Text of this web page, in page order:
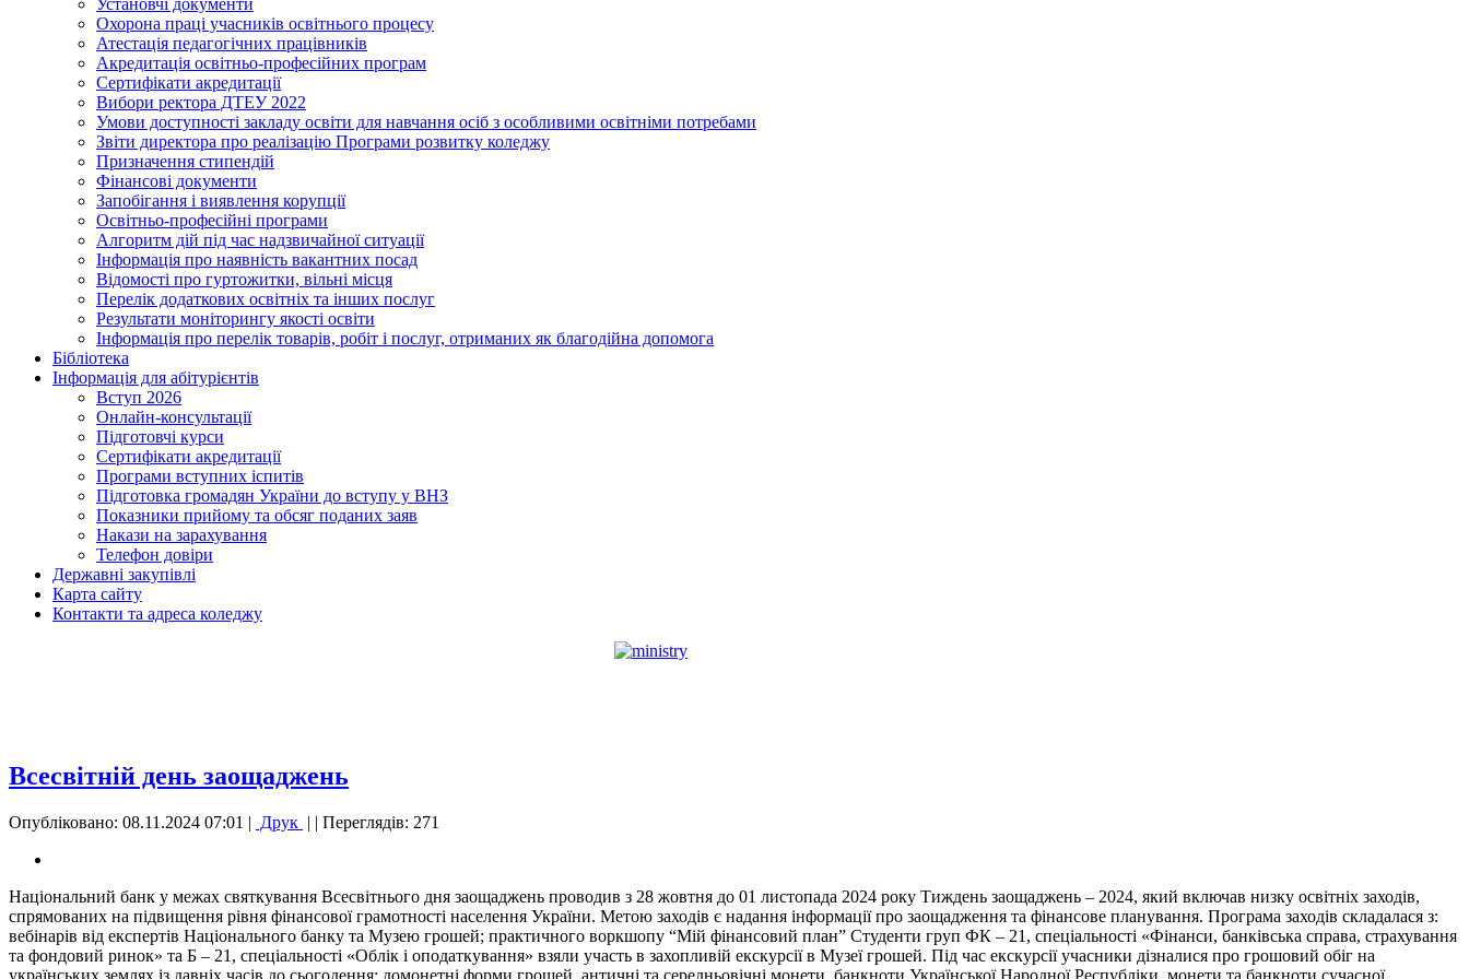
Установчі документи
Охорона праці учасників освітнього процесу
Атестація педагогічних працівників
Акредитація освітньо-професійних програм
Сертифікати акредитації
Вибори ректора ДТЕУ 2022
Умови доступності закладу освіти для навчання осіб з особливими освітніми потребами
Звіти директора про реалізацію Програми розвитку коледжу
Призначення стипендій
Фінансові документи
Запобігання і виявлення корупції
Освітньо-професійні програми
Алгоритм дій під час надзвичайної ситуації
Інформація про наявність вакантних посад
Відомості про гуртожитки, вільні місця
Перелік додаткових освітніх та інших послуг
Результати моніторингу якості освіти
Інформація про перелік товарів, робіт і послуг, отриманих як благодійна допомога
Бібліотека
Інформація для абітурієнтів
Вступ 2026
Онлайн-консультації
Підготовчі курси
Сертифікати акредитації
Програми вступних іспитів
Підготовка громадян України до вступу у ВНЗ
Показники прийому та обсяг поданих заяв
Накази на зарахування
Телефон довіри
Державні закупівлі
Карта сайту
Контакти та адреса коледжу
Всесвітній день заощаджень
Опубліковано: 08.11.2024 07:01 | Друк | | Переглядів: 271
Національний банк у межах святкування Всесвітнього дня заощаджень проводив з 28 жовтня до 01 листопада 2024 року Тиждень заощаджень – 2024, який включав низку освітніх заходів,
спрямованих на підвищення рівня фінансової грамотності населення України. Метою заходів є надання інформації про заощадження та фінансове планування. Програма заходів складалася з:
вебінарів від експертів Національного банку та Музею грошей; практичного воркшопу “Мій фінансовий план” Студенти груп ФК – 21, спеціальності «Фінанси, банківська справа, страхування
та фондовий ринок» та Б – 21, спеціальності «Облік і оподаткування» взяли участь в захопливій екскурсії в Музеї грошей. Під час екскурсії учасники дізналися про грошовий обіг на